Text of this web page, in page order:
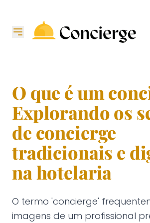
O que é um
Explorando os
de concierge
tradicionais e
na hotelaria
O termo 'concierge'
imagens de um profissional